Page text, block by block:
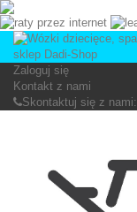
Zaloguj się
Kontakt z nami
Skontaktuj się z nami: